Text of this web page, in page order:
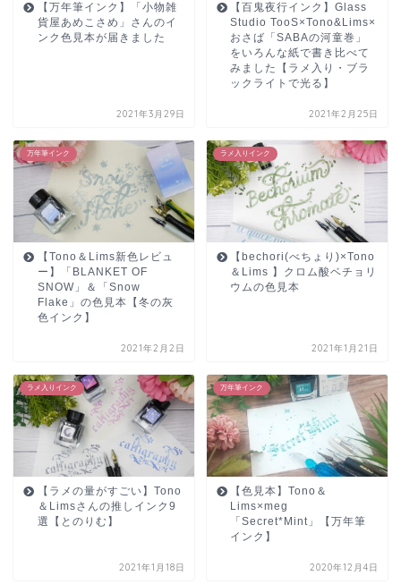
【万年筆インク】「小物雑
貨屋あめこさめ」さんのイ
ンク色見本が届きました
2021年3月29日
【百鬼夜行インク】Glass
Studio TooS×Tono&Lims×
おさば「SABAの河童巻」
をいろんな紙で書き比べて
みました【ラメ入り・ブラ
ックライトで光る】
2021年2月25日
万年筆インク
【Tono＆Lims新色レビュ
ー】「BLANKET OF
SNOW」＆「Snow
Flake」の色見本【冬の灰
色インク】
2021年2月2日
ラメ入りインク
【bechori(べちょり)×Tono
＆Lims 】クロム酸ベチョリ
ウムの色見本
2021年1月21日
ラメ入りインク
【ラメの量がすごい】Tono
＆Limsさんの推しインク9
選【とのりむ】
2021年1月18日
万年筆インク
【色見本】Tono＆
Lims×meg
「Secret*Mint」【万年筆
インク】
2020年12月4日